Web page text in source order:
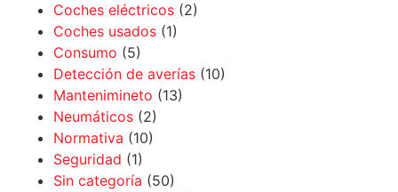
Coches eléctricos (2)
Coches usados (1)
Consumo (5)
Detección de averías (10)
Mantenimineto (13)
Neumáticos (2)
Normativa (10)
Seguridad (1)
Sin categoría (50)